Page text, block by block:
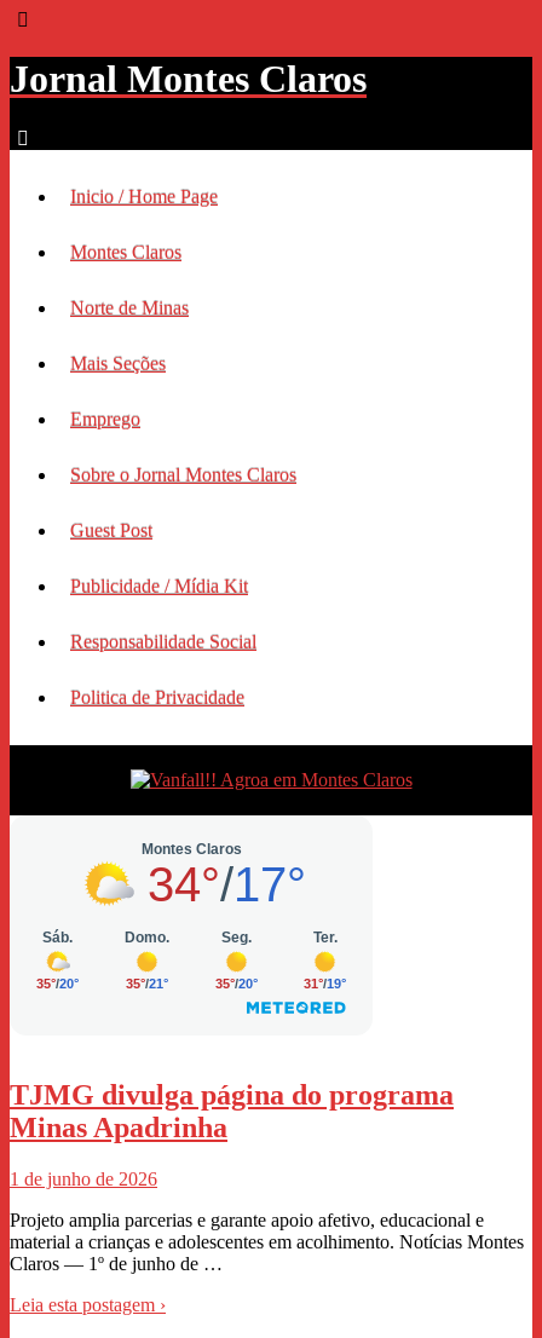
Jornal Montes Claros
Inicio / Home Page
Montes Claros
Norte de Minas
Mais Seções
Emprego
Sobre o Jornal Montes Claros
Guest Post
Publicidade / Mídia Kit
Responsabilidade Social
Politica de Privacidade
TJMG divulga página do programa
Minas Apadrinha
1 de junho de 2026
Projeto amplia parcerias e garante apoio afetivo, educacional e
material a crianças e adolescentes em acolhimento. Notícias Montes
Claros — 1º de junho de …
Leia esta postagem ›